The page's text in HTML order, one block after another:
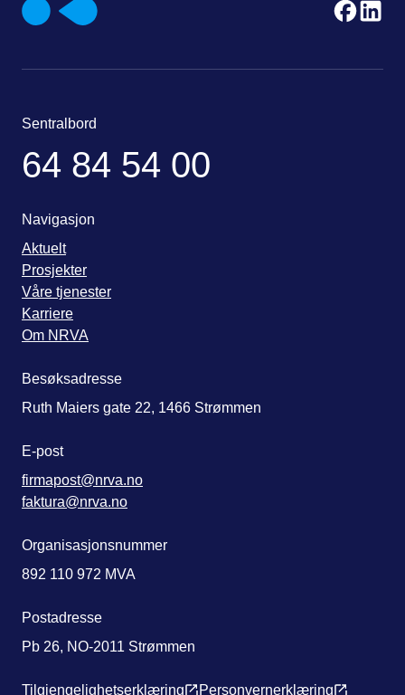
Sentralbord
64 84 54 00
Navigasjon
Aktuelt
Prosjekter
Våre tjenester
Karriere
Om NRVA
Besøksadresse
Ruth Maiers gate 22, 1466 Strømmen
E-post
firmapost@nrva.no
faktura@nrva.no
Organisasjonsnummer
892 110 972 MVA
Postadresse
Pb 26, NO-2011 Strømmen
Tilgjengelighetserklæring Personvernerklæring